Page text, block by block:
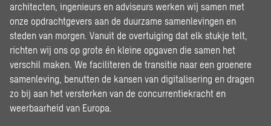
architecten, ingenieurs en adviseurs werken wij samen met
onze opdrachtgevers aan de duurzame samenlevingen en
steden van morgen. Vanuit de overtuiging dat elk stukje telt,
richten wij ons op grote én kleine opgaven die samen het
verschil maken. We faciliteren de transitie naar een groenere
samenleving, benutten de kansen van digitalisering en dragen
zo bij aan het versterken van de concurrentiekracht en
weerbaarheid van Europa.